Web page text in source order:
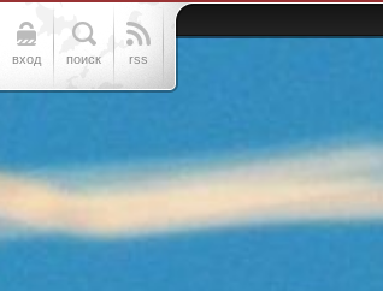
вход поиск rss